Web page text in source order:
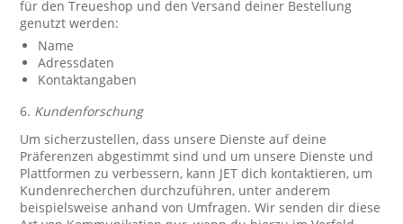
für den Treueshop und den Versand deiner Bestellung
genutzt werden:
Name
Adressdaten
Kontaktangaben
6. Kundenforschung
Um sicherzustellen, dass unsere Dienste auf deine
Präferenzen abgestimmt sind und um unsere Dienste und
Plattformen zu verbessern, kann JET dich kontaktieren, um
Kundenrecherchen durchzuführen, unter anderem
beispielsweise anhand von Umfragen. Wir senden dir diese